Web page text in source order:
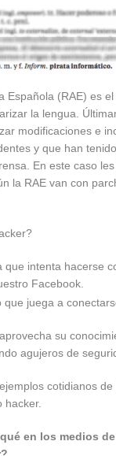
Española (RAE) es
la lengua.
modificaciones e
y que han
En este caso
la RAE van con
que intenta hacerse
Facebook.
que juega a
su
agujeros de
cotidianos de
hacker.
en los medios